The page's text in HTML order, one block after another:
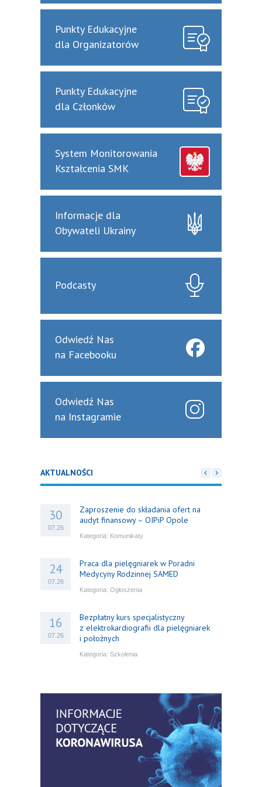
Punkty Edukacyjne
dla Organizatorów
Punkty Edukacyjne
dla Członków
System Monitorowania
Kształcenia SMK
Informacje dla
Obywateli Ukrainy
Podcasty
Odwiedź Nas
na Facebooku
Odwiedź Nas
na Instagramie
AKTUALNOŚCI
30
07.26
Zaproszenie do składania ofert na
audyt finansowy – OIPiP Opole
Kategoria: Komunikaty
24
07.26
Praca dla pielęgniarek w Poradni
Medycyny Rodzinnej SAMED
Kategoria: Ogłoszenia
16
07.26
Bezpłatny kurs specjalistyczny
z elektrokardiografii dla pielęgniarek
i położnych
Kategoria: Szkolenia
praktyki – aktualny konsensus ekspertów
w dostępie naczyniowym
Kategoria:Szkolenia
06
Zaproszenie na Ogólnopolską
Konferencję Naukową „Terminologia
w pielęgniarstwie – komunikacja,
standaryzacja, praktyka”